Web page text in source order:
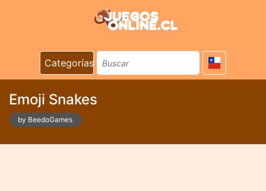
Categorías
Emoji Snakes
by BeedoGames